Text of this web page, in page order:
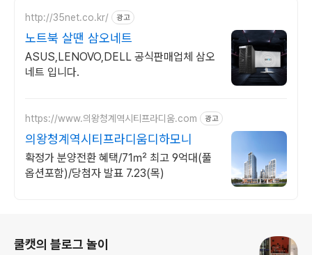
http://35net.co.kr/ 광고
노트북 살땐 삼오네트
ASUS,LENOVO,DELL 공식판매업체 삼오
네트 입니다.
https://www.의왕청계역시티프라디움.com 광고
의왕청계역시티프라디움디하모니
확정가 분양전환 혜택/71㎡ 최고 9억대(풀
옵션포함)/당첨자 발표 7.23(목)
쿨캣의 블로그 놀이